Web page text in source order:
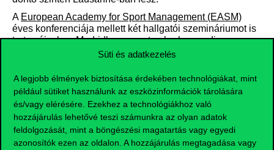
Süti és adatkezelés
A legjobb élmények biztosítása érdekében technológiákat, mint
például sütiket használunk az eszközinformációk tárolására
és/vagy elérésére. Ezekhez a technológiákhoz való
hozzájárulás lehetővé teszi számunkra az olyan adatok
feldolgozását, mint a böngészési magatartás vagy egyedi
azonosítók ezen az oldalon. A hozzájárulás megtagadása vagy
A European Academy for Sport Management (EASM)
éves konferenciája mellett két hallgatói szemináriumot is
tart: májusban Madridban, szeptemberben pedig a
konferencia helyszínén. Egyetemenként 4–5 hallgató
képzés hallgatóinak szól.
Emellett rövid, 1–2 hetes csoportos vagy egyéni szakmai
utak is megvalósíthatók Közép- vagy Nyugat-Európában
(pl. Bécs, Prága, Róma). Minden nemzetközi
lehetőséghez felhasználható a Pannónia
ösztöndíjprogram, és a hibrid oktatás révén nemzetközi